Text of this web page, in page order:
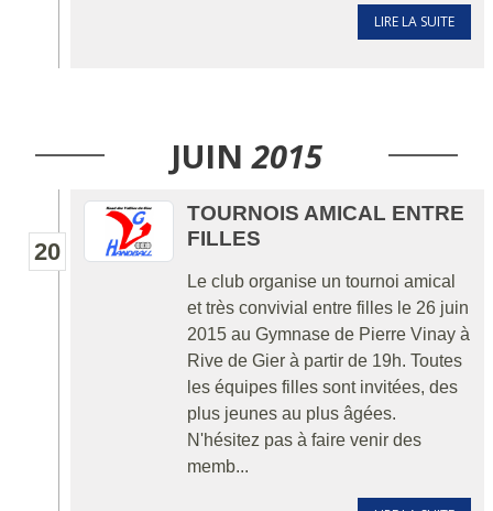
LIRE LA SUITE
JUIN 2015
20
TOURNOIS AMICAL ENTRE
FILLES
Le club organise un tournoi amical
et très convivial entre filles le 26 juin
2015 au Gymnase de Pierre Vinay à
Rive de Gier à partir de 19h. Toutes
les équipes filles sont invitées, des
plus jeunes au plus âgées.
N'hésitez pas à faire venir des
memb...